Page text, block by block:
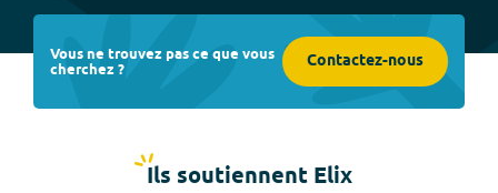
Vous ne trouvez pas ce que vous
cherchez ? Contactez-nous
Ils soutiennent Elix